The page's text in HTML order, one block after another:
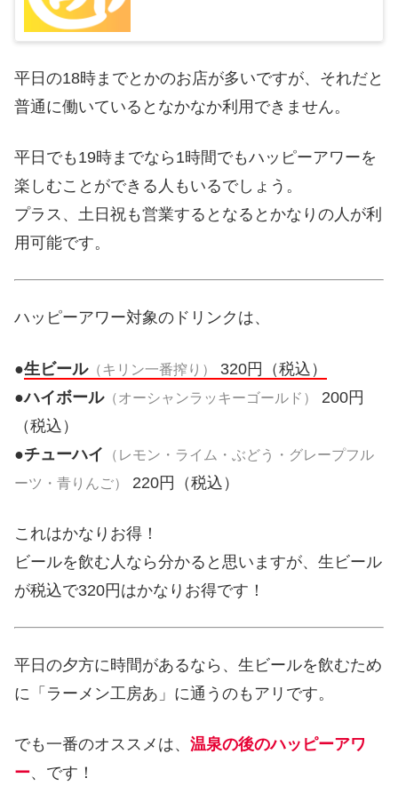
平日の18時までとかのお店が多いですが、それだと
普通に働いているとなかなか利用できません。
平日でも19時までなら1時間でもハッピーアワーを
楽しむことができる人もいるでしょう。
プラス、土日祝も営業するとなるとかなりの人が利
用可能です。
ハッピーアワー対象のドリンクは、
●生ビール（キリン一番搾り）
320円（税込）
●ハイボール（オーシャンラッキーゴールド）
200円
（税込）
●チューハイ
（レモン・ライム・ぶどう・グレープフル
ーツ・青りんご）
220円（税込）
これはかなりお得！
ビールを飲む人なら分かると思いますが、生ビール
が税込で320円はかなりお得です！
平日の夕方に時間があるなら、生ビールを飲むため
に「ラーメン工房あ」に通うのもアリです。
でも一番のオススメは、 温泉の後のハッピーアワ
ー、です！